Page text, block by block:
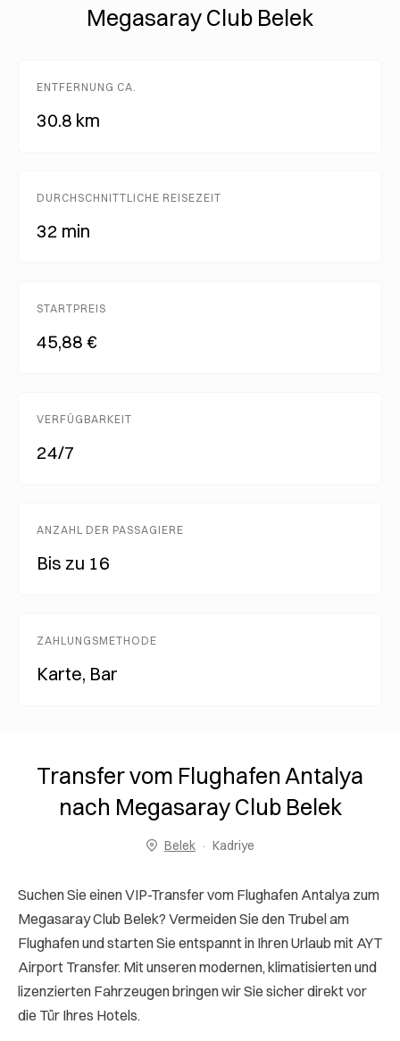
Megasaray Club Belek
ENTFERNUNG CA.
30.8 km
DURCHSCHNITTLICHE REISEZEIT
32 min
STARTPREIS
45,88 €
VERFÜGBARKEIT
24/7
ANZAHL DER PASSAGIERE
Bis zu 16
ZAHLUNGSMETHODE
Karte, Bar
Transfer vom Flughafen Antalya
nach Megasaray Club Belek
Belek Kadriye
Suchen Sie einen VIP-Transfer vom Flughafen Antalya zum
Megasaray Club Belek? Vermeiden Sie den Trubel am
Flughafen und starten Sie entspannt in Ihren Urlaub mit AYT
Airport Transfer. Mit unseren modernen, klimatisierten und
lizenzierten Fahrzeugen bringen wir Sie sicher direkt vor
die Tür Ihres Hotels.